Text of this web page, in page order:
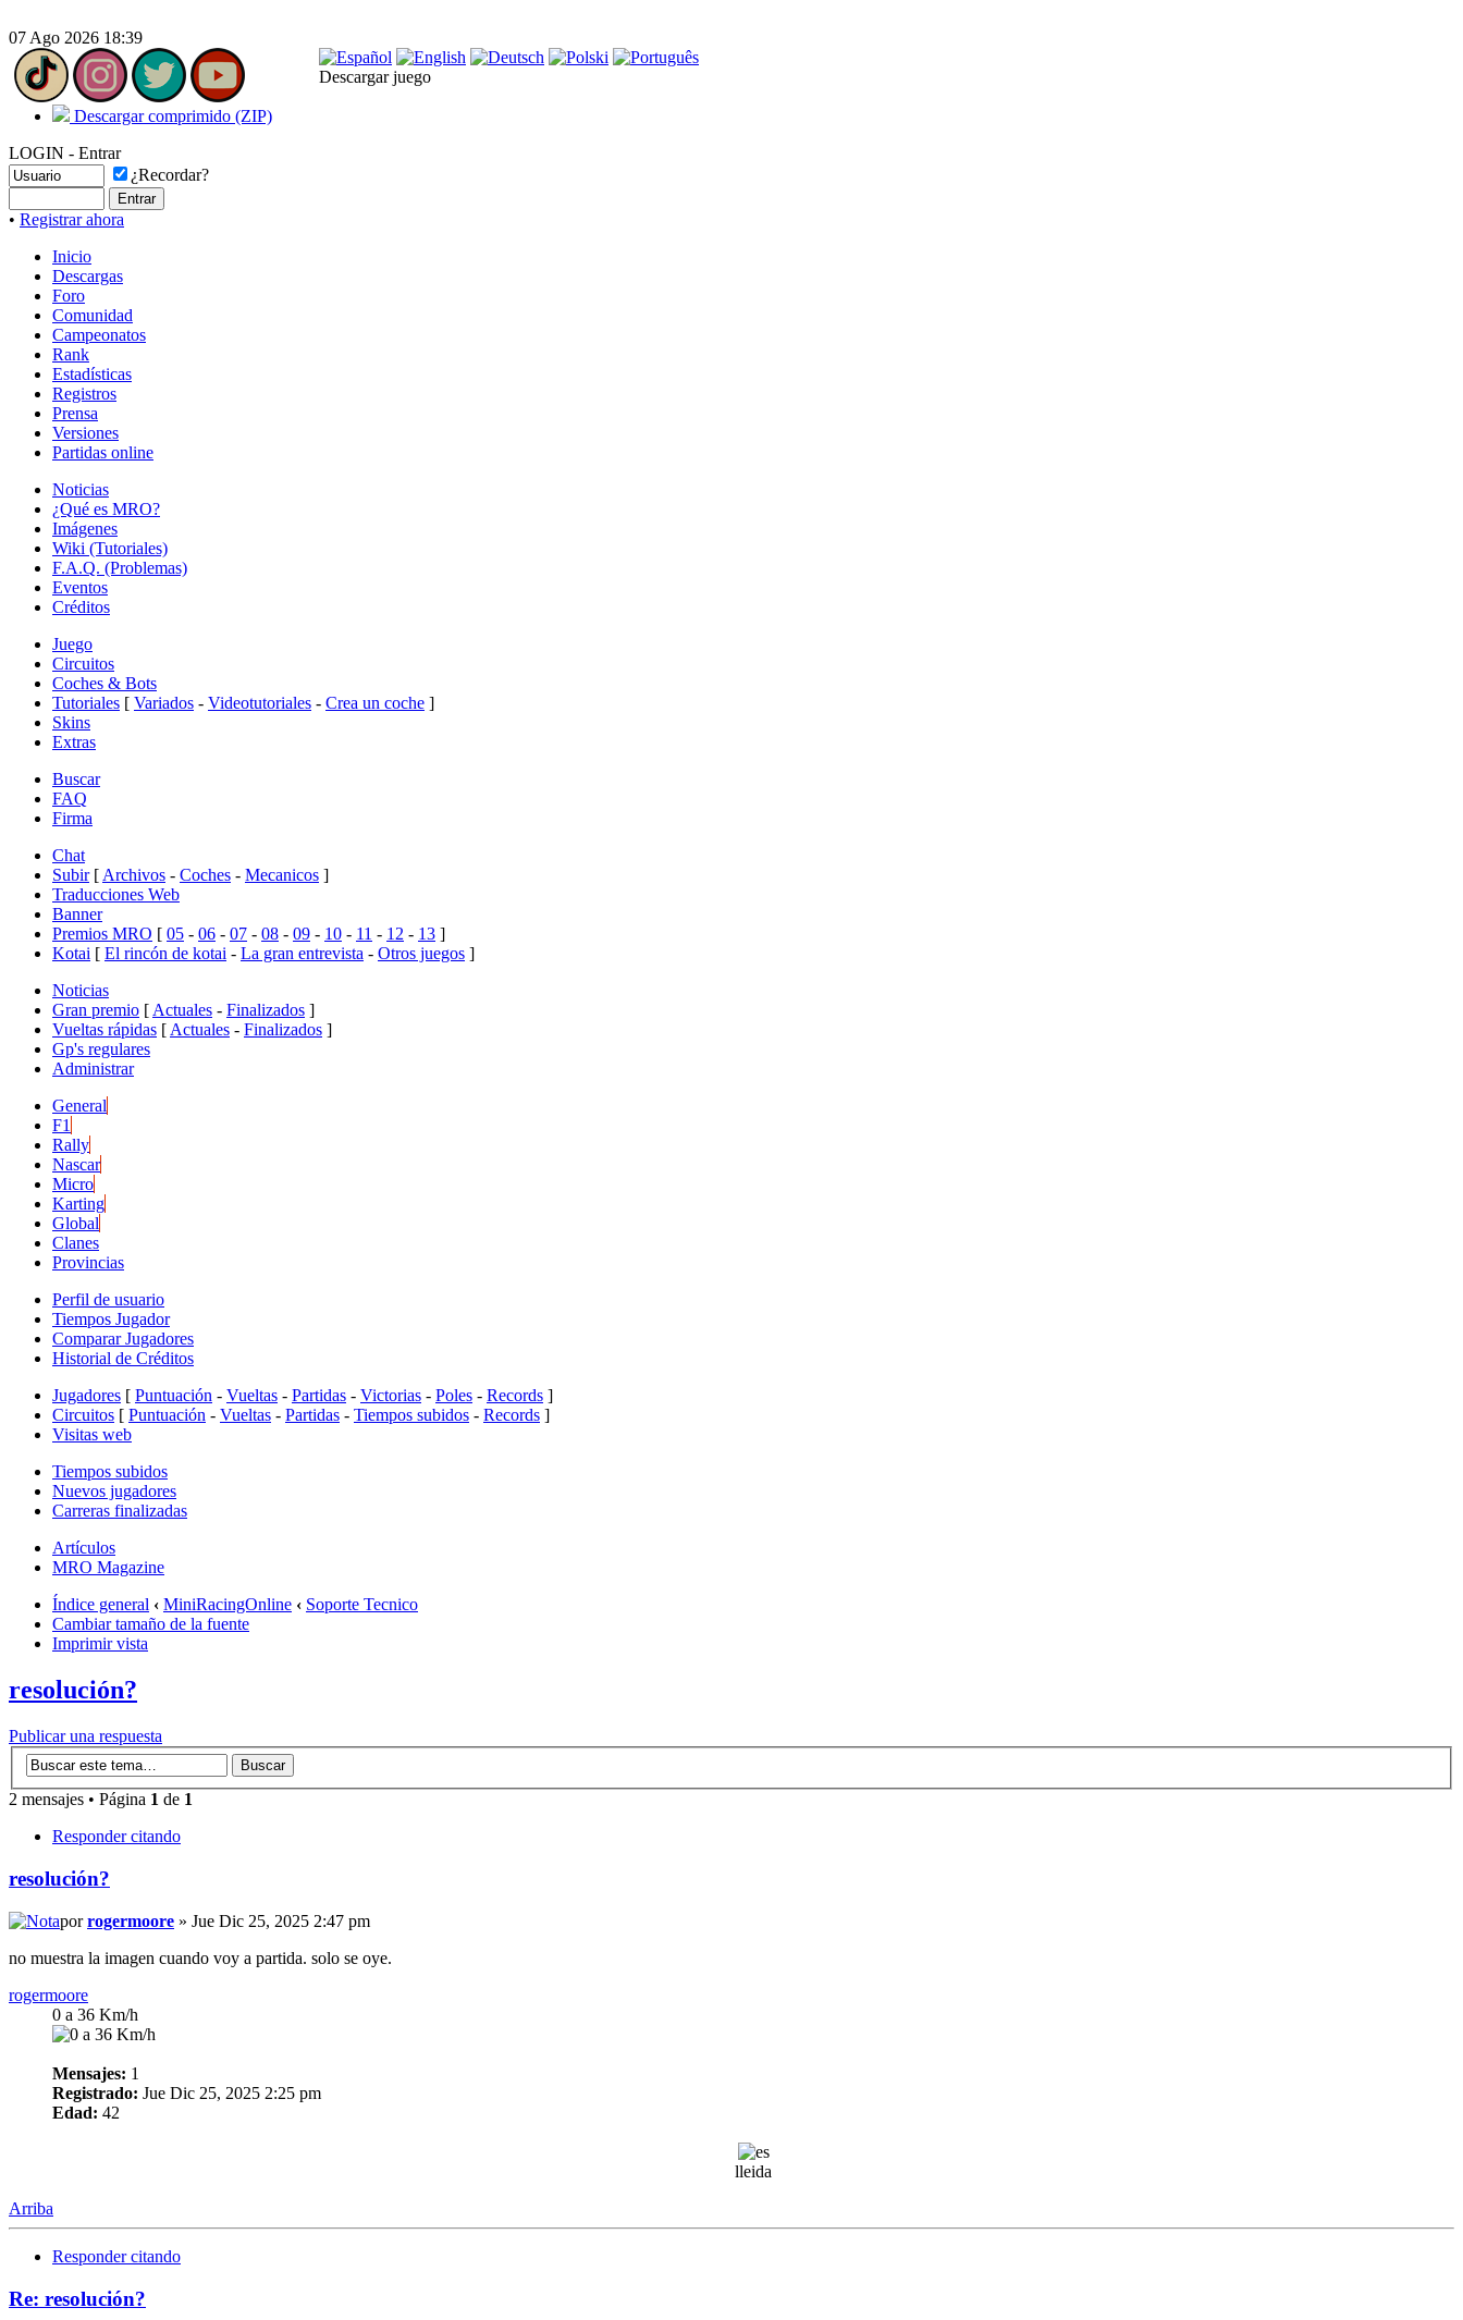
07 Ago 2026 18:39
Descargar juego
Descargar comprimido (ZIP)
LOGIN - Entrar
¿Recordar?
• Registrar ahora
Inicio
Descargas
Foro
Comunidad
Campeonatos
Rank
Estadísticas
Registros
Prensa
Versiones
Partidas online
Noticias
¿Qué es MRO?
Imágenes
Wiki (Tutoriales)
F.A.Q. (Problemas)
Eventos
Créditos
Juego
Circuitos
Coches & Bots
Tutoriales [ Variados - Videotutoriales - Crea un coche ]
Skins
Extras
Buscar
FAQ
Firma
Chat
Subir [ Archivos - Coches - Mecanicos ]
Traducciones Web
Banner
Premios MRO [ 05 - 06 - 07 - 08 - 09 - 10 - 11 - 12 - 13 ]
Kotai [ El rincón de kotai - La gran entrevista - Otros juegos ]
Noticias
Gran premio [ Actuales - Finalizados ]
Vueltas rápidas [ Actuales - Finalizados ]
Gp's regulares
Administrar
General
F1
Rally
Nascar
Micro
Karting
Global
Clanes
Provincias
Perfil de usuario
Tiempos Jugador
Comparar Jugadores
Historial de Créditos
Jugadores [ Puntuación - Vueltas - Partidas - Victorias - Poles - Records ]
Circuitos [ Puntuación - Vueltas - Partidas - Tiempos subidos - Records ]
Visitas web
Tiempos subidos
Nuevos jugadores
Carreras finalizadas
Artículos
MRO Magazine
Índice general ‹ MiniRacingOnline ‹ Soporte Tecnico
Cambiar tamaño de la fuente
Imprimir vista
resolución?
Publicar una respuesta
2 mensajes • Página 1 de 1
Responder citando
resolución?
porrogermoore » Jue Dic 25, 2025 2:47 pm
no muestra la imagen cuando voy a partida. solo se oye.
rogermoore
0 a 36 Km/h
Mensajes: 1
Registrado: Jue Dic 25, 2025 2:25 pm
Edad: 42
lleida
Arriba
Responder citando
Re: resolución?